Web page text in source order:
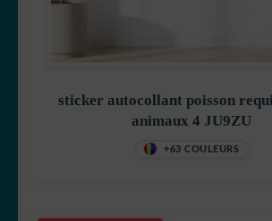
sticker autocollant poisson
animaux 4 JU9ZU
+63 COULEURS